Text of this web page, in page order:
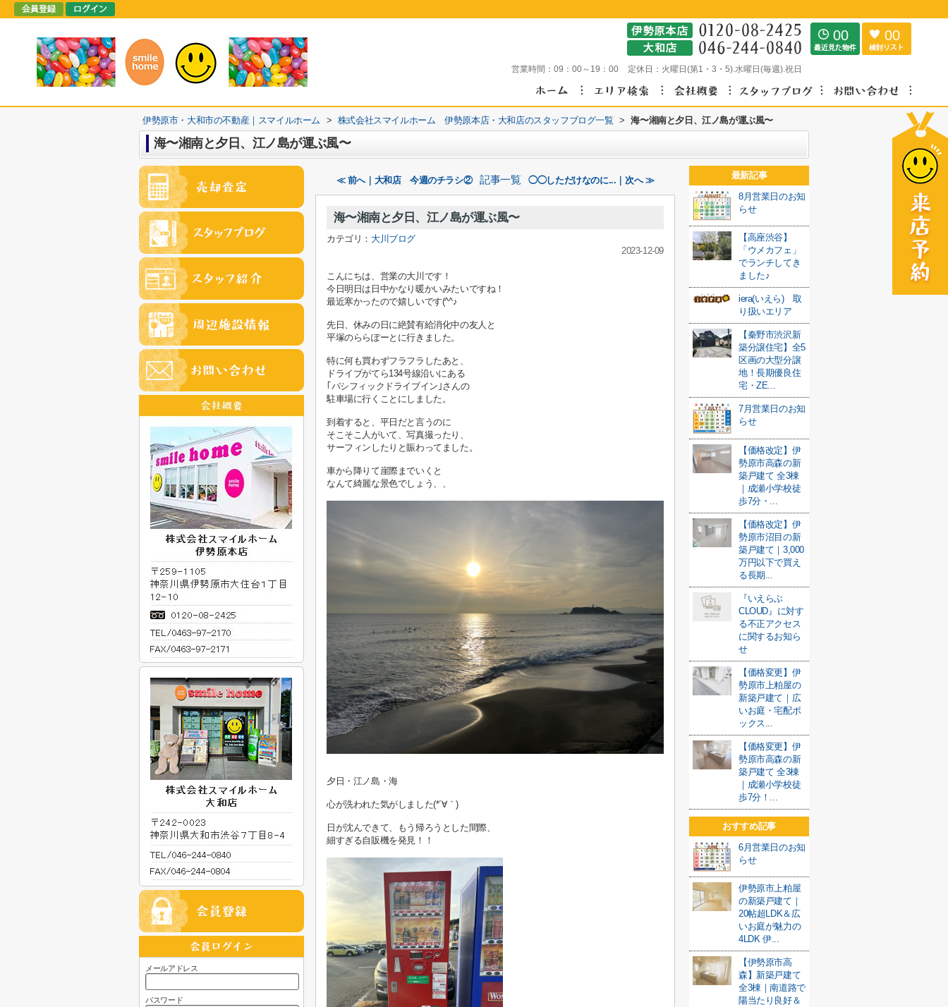
営業時間： 09：00～19：00 定休日： 火曜日(第1・3・5).水曜日(毎週).祝日
00 00
伊勢原市・大和市の不動産｜スマイルホーム > 株式会社スマイルホーム 伊勢原本店・大和店のスタッフブログ一覧 > 海〜湘南と夕日、江ノ島が運ぶ風〜
海〜湘南と夕日、江ノ島が運ぶ風〜
≪ 前へ｜大和店 今週のチラシ② 記事一覧 ◯◯しただけなのに...｜次へ ≫
海〜湘南と夕日、江ノ島が運ぶ風〜
カテゴリ： 大川ブログ
2023-12-09
こんにちは、営業の大川です！
今日明日は日中かなり暖かいみたいですね！
最近寒かったので嬉しいです(^^♪
先日、休みの日に絶賛有給消化中の友人と
平塚のららぽーとに行きました。
特に何も買わずフラフラしたあと、
ドライブがてら134号線沿いにある
｢パシフィックドライブイン｣さんの
駐車場に行くことにしました。
到着すると、平日だと言うのに
そこそこ人がいて、写真撮ったり、
サーフィンしたりと賑わってました。
車から降りて崖際までいくと
なんて綺麗な景色でしょう、、
夕日・江ノ島・海
心が洗われた気がしました(*´∀｀)
日が沈んできて、もう帰ろうとした間際、
細すぎる自販機を発見！！
最新記事
8月営業日のお知
らせ
【高座渋谷】
「ウメカフェ」
でランチしてき
ました♪
iera(いえら) 取
り扱いエリア
【秦野市渋沢新
築分譲住宅】全5
区画の大型分譲
地！長期優良住
宅・ZE...
7月営業日のお知
らせ
【価格改定】伊
勢原市高森の新
築戸建て 全3棟
｜成瀬小学校徒
歩7分・...
【価格改定】伊
勢原市沼目の新
築戸建て｜3,000
万円以下で買え
る長期...
『いえらぶ
CLOUD』に対す
る不正アクセス
に関するお知ら
せ
【価格変更】伊
勢原市上粕屋の
新築戸建て｜広
いお庭・宅配ボ
ックス...
【価格変更】伊
勢原市高森の新
築戸建て 全3棟
｜成瀬小学校徒
歩7分！...
おすすめ記事
6月営業日のお知
らせ
伊勢原市上粕屋
の新築戸建て｜
20帖超LDK＆広
いお庭が魅力の
4LDK 伊...
【伊勢原市高
森】新築戸建て
全3棟｜南道路で
陽当たり良好＆
メールアドレス
パスワード